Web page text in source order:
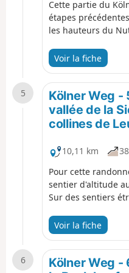
Cette partie du
étapes
les hauteurs du
larges chemins
superbes vues sur
vallée de la Sieg,
Siebengebirge. Ce
le Kölner Weg
remonter
station climatique
beaux endroits de
Voir la fiche
5
Kölner Weg -
vallée de la
collines de
10,11 km
Pour cette
sentier d'altitude
Sur des sentiers
nombreux virages
rejoindre la gare
la Sieg. Ici, on
nouveau. On se
Voir la fiche
6
Kölner Weg -